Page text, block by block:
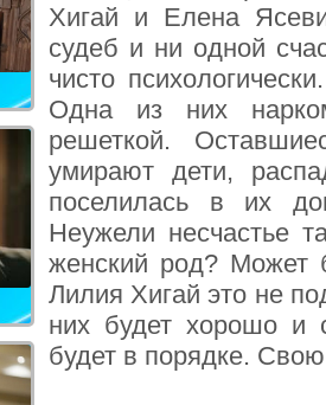
Хигай и Елена
судеб и ни одной
чисто
Одна из них
решеткой.
умирают дети,
поселилась в их
Неужели несчастье
женский род? Может
Лилия Хигай это не
них будет хорошо и
будет в порядке.